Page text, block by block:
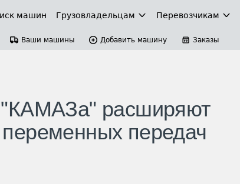
машин Грузовладельцам Перевозчикам
Ваши машины Добавить машину Заказы
"КАМАЗа" расширяют
переменных передач